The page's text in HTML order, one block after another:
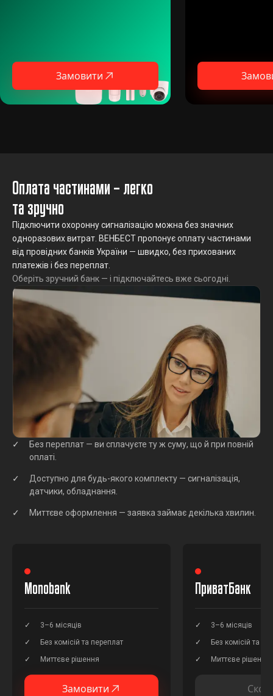
Замовити
Оплата частинами – легко
та зручно
Підключити охоронну сигналізацію можна без значних
одноразових витрат. ВЕНБЕСТ пропонує оплату частинами
від провідних банків України — швидко, без прихованих
платежів і без переплат.
Оберіть зручний банк — і підключайтесь вже сьогодні.
Без переплат — ви сплачуєте ту ж суму, що й при повній
оплаті.
Доступно для будь-якого комплекту — сигналізація,
датчики, обладнання.
Миттєве оформлення — заявка займає декілька хвилин.
Monobank
3–6 місяців
Без комісій та переплат
Миттєве рішення
Замовити
ПриватБанк
3–6 місяців
Без комісій та
Миттєве рішення